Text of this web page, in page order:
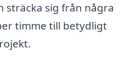
sträcka sig från några
timme till betydligt